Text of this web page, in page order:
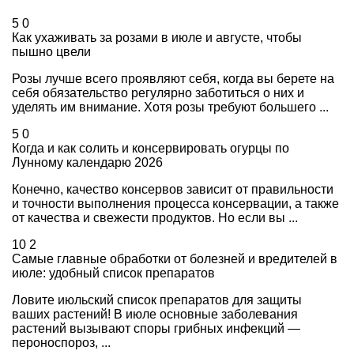
5 0
Как ухаживать за розами в июле и августе, чтобы
пышно цвели
Розы лучше всего проявляют себя, когда вы берете на
себя обязательство регулярно заботиться о них и
уделять им внимание. Хотя розы требуют большего ...
5 0
Когда и как солить и консервировать огурцы по
Лунному календарю 2026
Конечно, качество консервов зависит от правильности
и точности выполнения процесса консервации, а также
от качества и свежести продуктов. Но если вы ...
10 2
Самые главные обработки от болезней и вредителей в
июле: удобный список препаратов
Ловите июльский список препаратов для защиты
ваших растений! В июле основные заболевания
растений вызывают споры грибных инфекций —
пероноспороз, ...